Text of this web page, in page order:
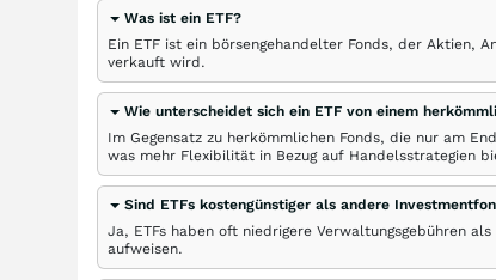
Was ist ein ETF?
Ein ETF ist ein börsengehandelter Fonds, der Aktien,
verkauft wird.
Wie unterscheidet sich ein ETF von einem
Im Gegensatz zu herkömmlichen Fonds, die nur am
was mehr Flexibilität in Bezug auf Handelsstrategien
Sind ETFs kostengünstiger als andere
Ja, ETFs haben oft niedrigere Verwaltungsgebühren
aufweisen.